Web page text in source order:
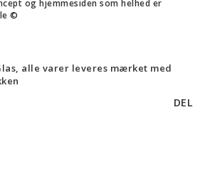
og hjemmesiden som helhed er
©
alle varer leveres mærket med
DEL